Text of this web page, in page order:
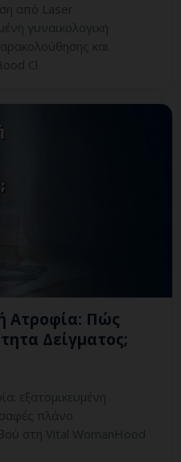
από Laser
γυναικολογική
και
Cl
Ατροφία: Πώς
Δείγματος;
εξατομικευμένη
πλάνο
στη Vital WomanHood